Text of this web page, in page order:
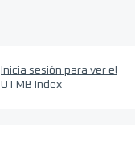
Inicia sesión para ver el
UTMB Index